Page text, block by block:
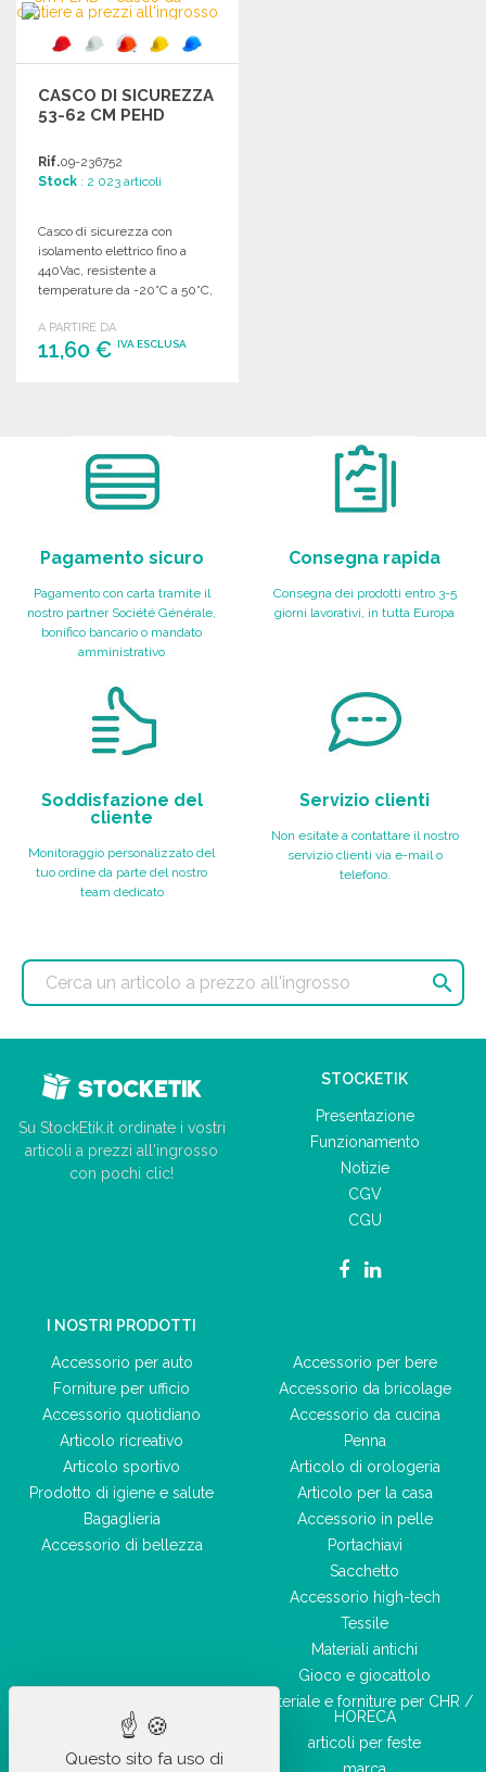
CASCO DI SICUREZZA
53-62 CM PEHD
Rif.09-236752
Stock : 2 023 articoli
Casco di sicurezza con
isolamento elettrico fino a
440Vac, resistente a
temperature da -20°C a 50°C,
A PARTIRE DA
11,60 € IVA ESCLUSA
Pagamento sicuro
Pagamento con carta tramite il
nostro partner Société Générale,
bonifico bancario o mandato
amministrativo
Consegna rapida
Consegna dei prodotti entro 3-5
giorni lavorativi, in tutta Europa
Soddisfazione del
cliente
Monitoraggio personalizzato del
tuo ordine da parte del nostro
team dedicato
Servizio clienti
Non esitate a contattare il nostro
servizio clienti via e-mail o
telefono.

Su StockEtik.it ordinate i vostri
articoli a prezzi all'ingrosso
con pochi clic!
STOCKETIK
Presentazione
Funzionamento
Notizie
CGV
CGU
I NOSTRI PRODOTTI
Accessorio per auto
Forniture per ufficio
Accessorio quotidiano
Articolo ricreativo
Articolo sportivo
Prodotto di igiene e salute
Bagaglieria
Accessorio di bellezza
Accessorio per bere
Accessorio da bricolage
Accessorio da cucina
Penna
Articolo di orologeria
Articolo per la casa
Accessorio in pelle
Portachiavi
Sacchetto
Accessorio high-tech
Tessile
Materiali antichi
Gioco e giocattolo
Materiale e forniture per CHR /
HORECA
articoli per feste
Questo sito fa uso di